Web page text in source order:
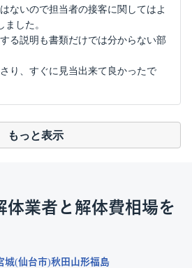
ないので担当者の接客に関してはよ
した。
る説明も書類だけでは分からない部
り、すぐに見当出来て良かったで
もっと表示
体業者と解体費相場を
城 仙台市 秋田 山形福島